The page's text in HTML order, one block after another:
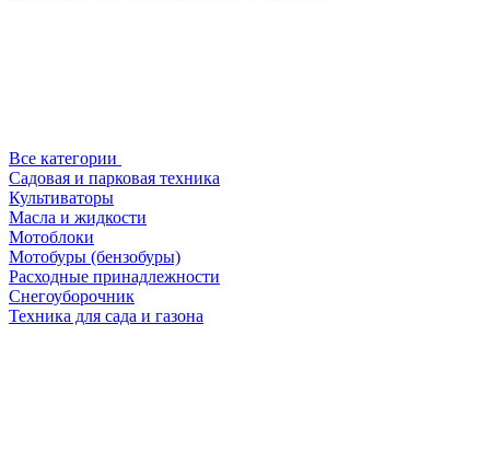
Все категории
Садовая и парковая техника
Культиваторы
Масла и жидкости
Мотоблоки
Мотобуры (бензобуры)
Расходные принадлежности
Снегоуборочник
Техника для сада и газона